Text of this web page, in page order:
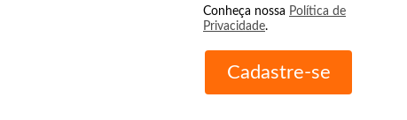
Conheça nossa Política de
Privacidade.